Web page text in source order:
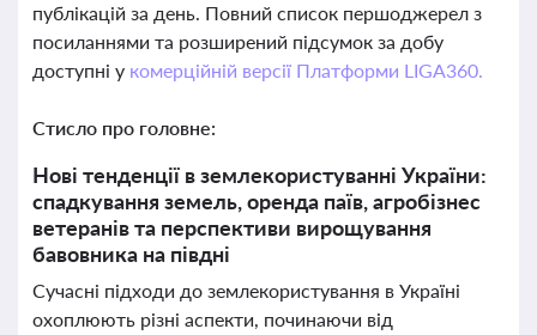
публікацій за день. Повний список першоджерел з
посиланнями та розширений підсумок за добу
доступні у комерційній версії Платформи LIGA360.
Стисло про головне:
Нові тенденції в землекористуванні України:
спадкування земель, оренда паїв, агробізнес
ветеранів та перспективи вирощування
бавовника на півдні
Сучасні підходи до землекористування в Україні
охоплюють різні аспекти, починаючи від